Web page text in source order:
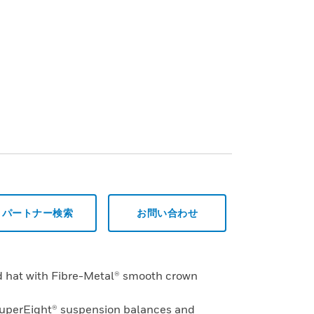
パートナー検索 お問い合わせ
with Fibre-Metal® smooth crown
suspension balances and